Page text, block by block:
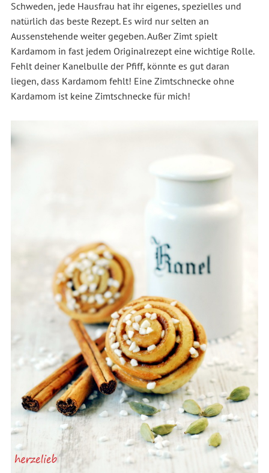
Schweden, jede Hausfrau hat ihr eigenes, spezielles und
natürlich das beste Rezept. Es wird nur selten an
Aussenstehende weiter gegeben. Außer Zimt spielt
Kardamom in fast jedem Originalrezept eine wichtige Rolle.
Fehlt deiner Kanelbulle der Pfiff, könnte es gut daran
liegen, dass Kardamom fehlt! Eine Zimtschnecke ohne
Kardamom ist keine Zimtschnecke für mich!